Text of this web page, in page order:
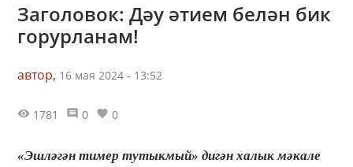
Заголовок: Дәу әтием белән бик
горурланам!
автор, 16 мая 2024 - 13:52
1781 0 0
«Эшләгән тимер тутыкмый» дигән халык мәкале